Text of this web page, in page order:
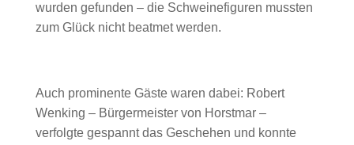
wurden gefunden – die Schweinefiguren mussten
zum Glück nicht beatmet werden.
Auch prominente Gäste waren dabei: Robert
Wenking – Bürgermeister von Horstmar –
verfolgte gespannt das Geschehen und konnte